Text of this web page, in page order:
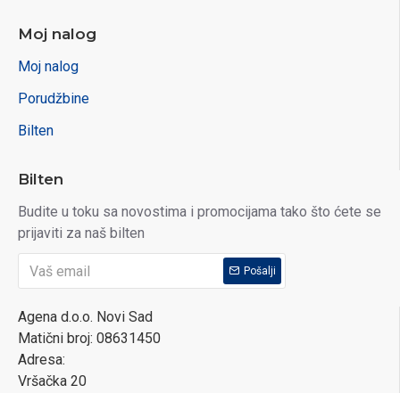
Moj nalog
Moj nalog
Porudžbine
Bilten
Bilten
Budite u toku sa novostima i promocijama tako što ćete se
prijaviti za naš bilten
Pošalji
Agena d.o.o. Novi Sad
Matični broj: 08631450
Adresa:
Vršačka 20